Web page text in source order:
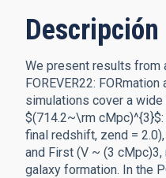
Descripción
We present results from
FOREVER22:
simulations cover a
$(714.2~\rm
final redshift, zend =
and First (V ~ (3
galaxy formation. In the